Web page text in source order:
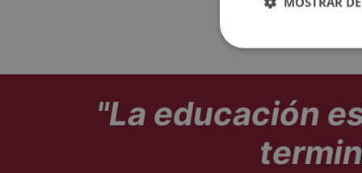
"La educación